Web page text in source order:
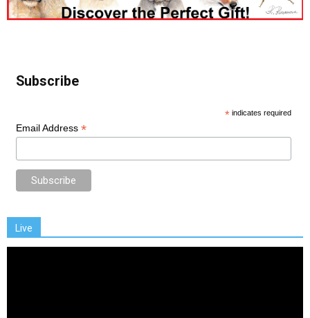
Subscribe
* indicates required
Email Address *
Live